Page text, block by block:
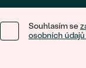
Souhlasím se
osobních